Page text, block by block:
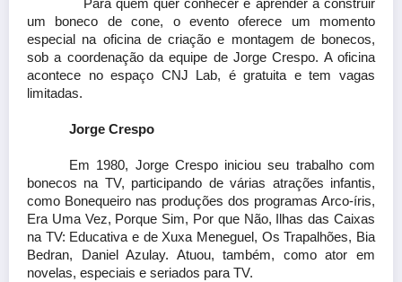
Para quem quer conhecer e aprender a construir
um boneco de cone, o evento oferece um momento
especial na oficina de criação e montagem de bonecos,
sob a coordenação da equipe de Jorge Crespo. A oficina
acontece no espaço CNJ Lab, é gratuita e tem vagas
limitadas.
Jorge Crespo
Em 1980, Jorge Crespo iniciou seu trabalho com
bonecos na TV, participando de várias atrações infantis,
como Bonequeiro nas produções dos programas Arco-íris,
Era Uma Vez, Porque Sim, Por que Não, Ilhas das Caixas
na TV: Educativa e de Xuxa Meneguel, Os Trapalhões, Bia
Bedran, Daniel Azulay. Atuou, também, como ator em
novelas, especiais e seriados para TV.